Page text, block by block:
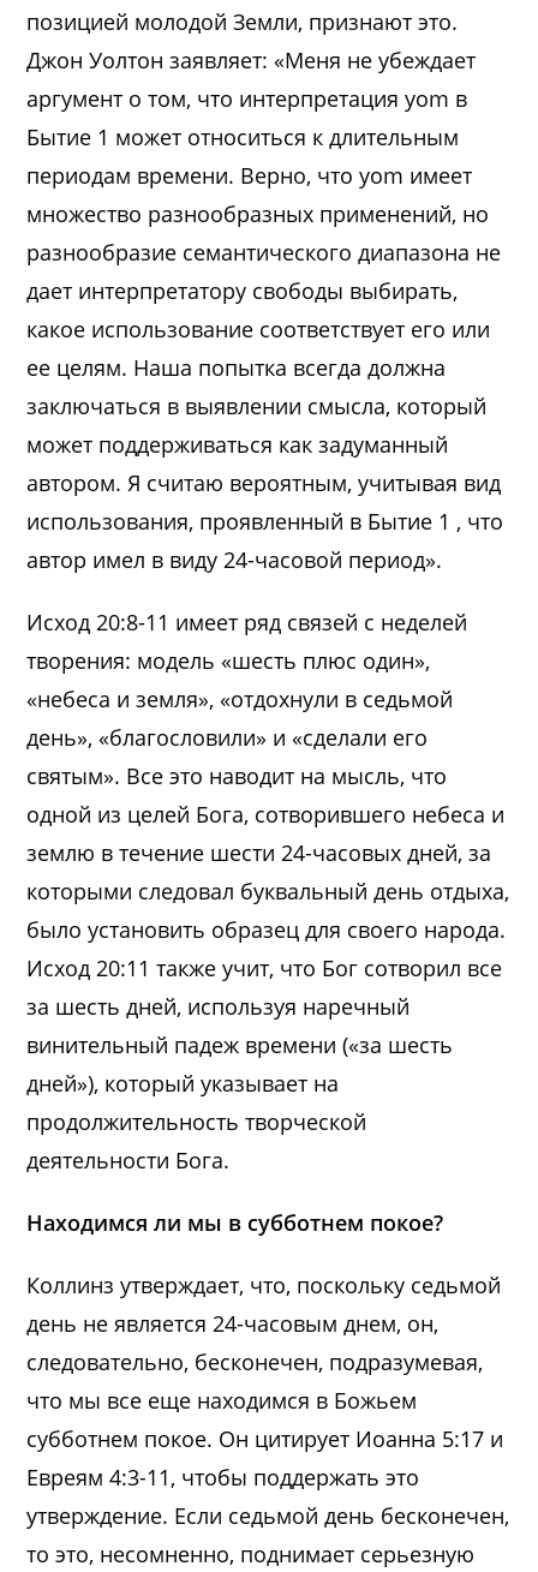
позицией молодой Земли, признают это.
Джон Уолтон заявляет: «Меня не убеждает
аргумент о том, что интерпретация yom в
Бытие 1 может относиться к длительным
периодам времени. Верно, что yom имеет
множество разнообразных применений, но
разнообразие семантического диапазона не
дает интерпретатору свободы выбирать,
какое использование соответствует его или
ее целям. Наша попытка всегда должна
заключаться в выявлении смысла, который
может поддерживаться как задуманный
автором. Я считаю вероятным, учитывая вид
использования, проявленный в Бытие 1 , что
автор имел в виду 24-часовой период».
Исход 20:8-11 имеет ряд связей с неделей
творения: модель «шесть плюс один»,
«небеса и земля», «отдохнули в седьмой
день», «благословили» и «сделали его
святым». Все это наводит на мысль, что
одной из целей Бога, сотворившего небеса и
землю в течение шести 24-часовых дней, за
которыми следовал буквальный день отдыха,
было установить образец для своего народа.
Исход 20:11 также учит, что Бог сотворил все
за шесть дней, используя наречный
винительный падеж времени («за шесть
дней»), который указывает на
продолжительность творческой
деятельности Бога.
Находимся ли мы в субботнем покое?
Коллинз утверждает, что, поскольку седьмой
день не является 24-часовым днем, он,
следовательно, бесконечен, подразумевая,
что мы все еще находимся в Божьем
субботнем покое. Он цитирует Иоанна 5:17 и
Евреям 4:3-11, чтобы поддержать это
утверждение. Если седьмой день бесконечен,
то это, несомненно, поднимает серьезную